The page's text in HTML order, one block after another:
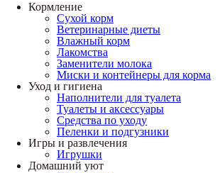
Кормление
Сухой корм
Ветеринарные диеты
Влажный корм
Лакомства
Заменители молока
Миски и контейнеры для корма
Уход и гигиена
Наполнители для туалета
Туалеты и аксессуары
Средства по уходу
Пеленки и подгузники
Игры и развлечения
Игрушки
Домашний уют